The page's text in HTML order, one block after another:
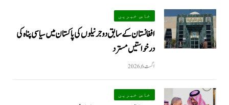
خاص خبریں
افغانستان کے سابق دو جرنیلوں کی پاکستان میں سیاسی پناہ کی
درخواستیں مسترد
اگست 6, 2026
خاص خبریں